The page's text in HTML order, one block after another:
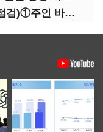
[IB토마토](바이오헬스 유동성 점검)①주인 바뀐 네오펙트…경영정상화 가능할까